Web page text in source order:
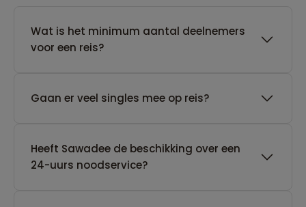
Wat is het minimum aantal deelnemers
voor een reis?
Gaan er veel singles mee op reis?
Heeft Sawadee de beschikking over een
24-uurs noodservice?